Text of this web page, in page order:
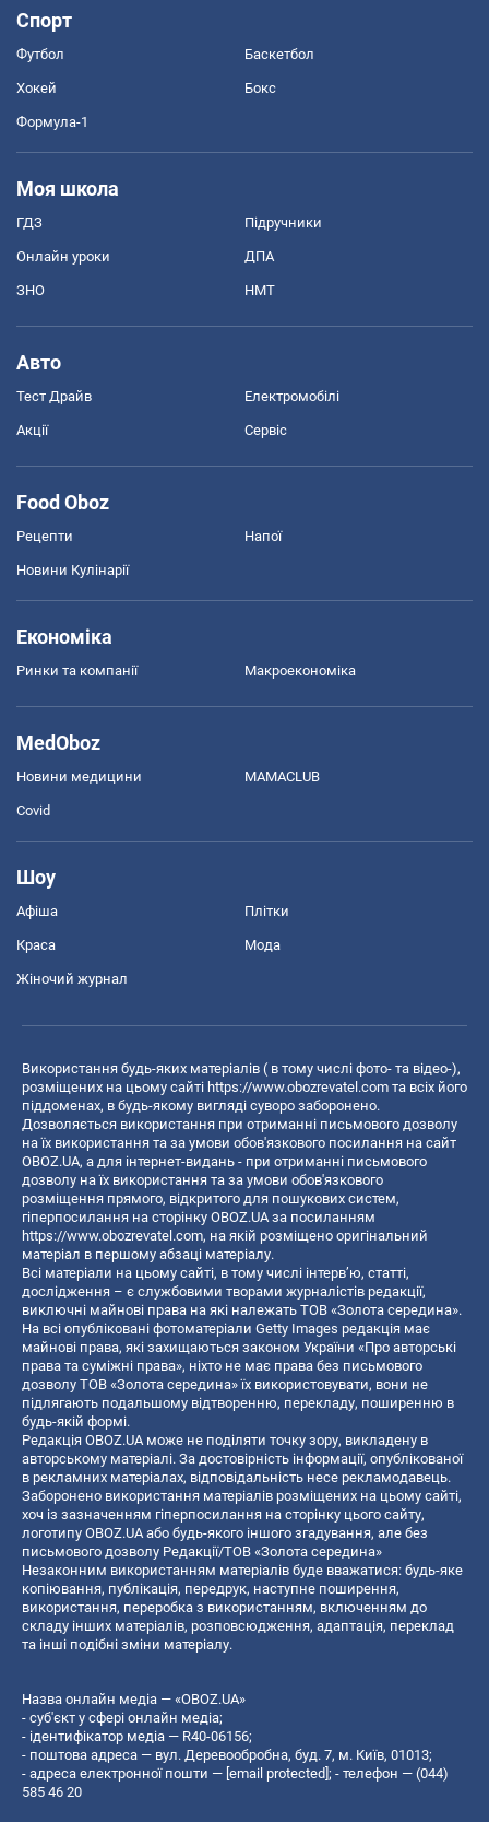
Спорт
Футбол Баскетбол
Хокей Бокс
Формула-1
Моя школа
ГДЗ Підручники
Онлайн уроки ДПА
ЗНО НМТ
Авто
Тест Драйв Електромобілі
Акції Сервіс
Food Oboz
Рецепти Напої
Новини Кулінарії
Економіка
Ринки та компанії Макроекономіка
MedOboz
Новини медицини MAMACLUB
Covid
Шоу
Афіша Плітки
Краса Мода
Жіночий журнал
Використання будь-яких матеріалів ( в тому числі фото- та відео-),
розміщених на цьому сайті https://www.obozrevatel.com та всіх його
піддоменах, в будь-якому вигляді суворо заборонено.
Дозволяється використання при отриманні письмового дозволу
на їх використання та за умови обов'язкового посилання на сайт
OBOZ.UA, а для інтернет-видань - при отриманні письмового
дозволу на їх використання та за умови обов'язкового
розміщення прямого, відкритого для пошукових систем,
гіперпосилання на сторінку OBOZ.UA за посиланням
https://www.obozrevatel.com, на якій розміщено оригінальний
матеріал в першому абзаці матеріалу.
Всі матеріали на цьому сайті, в тому числі інтерв’ю, статті,
дослідження – є службовими творами журналістів редакції,
виключні майнові права на які належать ТОВ «Золота середина».
На всі опубліковані фотоматеріали Getty Images редакція має
майнові права, які захищаються законом України «Про авторські
права та суміжні права», ніхто не має права без письмового
дозволу ТОВ «Золота середина» їх використовувати, вони не
підлягають подальшому відтворенню, перекладу, поширенню в
будь-якій формі.
Редакція OBOZ.UA може не поділяти точку зору, викладену в
авторському матеріалі. За достовірність інформації, опублікованої
в рекламних матеріалах, відповідальність несе рекламодавець.
Заборонено використання матеріалів розміщених на цьому сайті,
хоч із зазначенням гіперпосилання на сторінку цього сайту,
логотипу OBOZ.UA або будь-якого іншого згадування, але без
письмового дозволу Редакції/ТОВ «Золота середина»
Незаконним використанням матеріалів буде вважатися: будь-яке
копiювання, публiкацiя, передрук, наступне поширення,
використання, переробка з використанням, включенням до
складу інших матеріалів, розповсюдження, адаптація, переклад
та інші подібні зміни матеріалу.
Назва онлайн медіа — «OBOZ.UA»
- суб'єкт у сфері онлайн медіа;
- ідентифікатор медіа — R40-06156;
- поштова адреса — вул. Деревообробна, буд. 7, м. Київ, 01013;
- адреса електронної пошти — [email protected] ; - телефон — (044)
585 46 20